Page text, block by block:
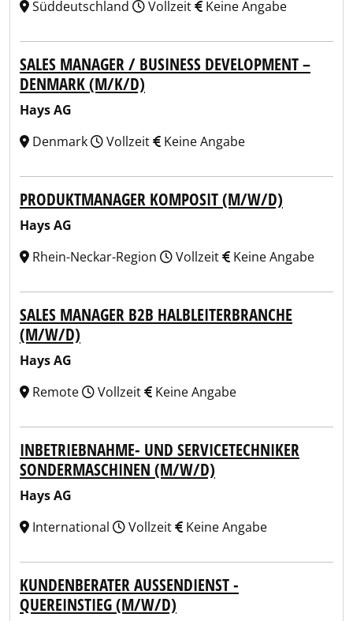
Süddeutschland
Vollzeit Keine Angabe
SALES MANAGER / BUSINESS DEVELOPMENT –
DENMARK (M/K/D)
Hays AG
Denmark
Vollzeit Keine Angabe
PRODUKTMANAGER KOMPOSIT (M/W/D)
Hays AG
Rhein-Neckar-Region
Vollzeit Keine Angabe
SALES MANAGER B2B HALBLEITERBRANCHE
(M/W/D)
Hays AG
Remote
Vollzeit Keine Angabe
INBETRIEBNAHME- UND SERVICETECHNIKER
SONDERMASCHINEN (M/W/D)
Hays AG
International
Vollzeit Keine Angabe
KUNDENBERATER AUSSENDIENST -
QUEREINSTIEG (M/W/D)